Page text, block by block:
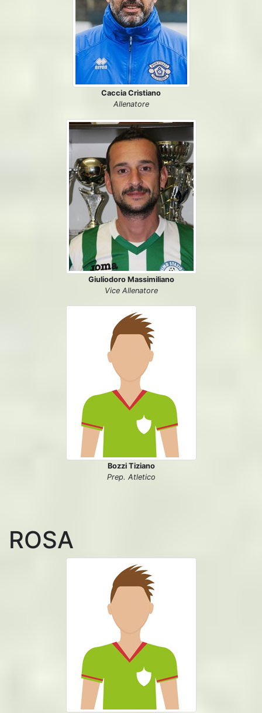
Caccia Cristiano
Allenatore
Giuliodoro Massimiliano
Vice Allenatore
Bozzi Tiziano
Prep. Atletico
ROSA